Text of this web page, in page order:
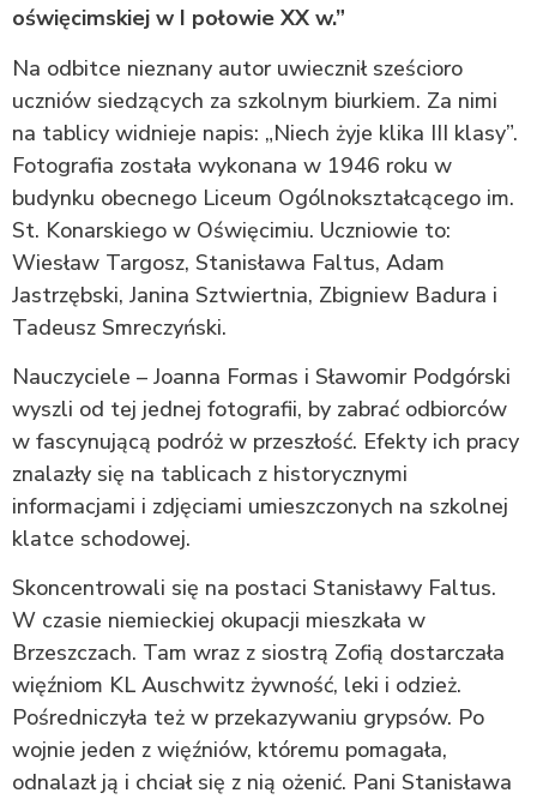
oświęcimskiej w I połowie XX w.”
Na odbitce nieznany autor uwiecznił sześcioro
uczniów siedzących za szkolnym biurkiem. Za nimi
na tablicy widnieje napis: „Niech żyje klika III klasy”.
Fotografia została wykonana w 1946 roku w
budynku obecnego Liceum Ogólnokształcącego im.
St. Konarskiego w Oświęcimiu. Uczniowie to:
Wiesław Targosz, Stanisława Faltus, Adam
Jastrzębski, Janina Sztwiertnia, Zbigniew Badura i
Tadeusz Smreczyński.
Nauczyciele – Joanna Formas i Sławomir Podgórski
wyszli od tej jednej fotografii, by zabrać odbiorców
w fascynującą podróż w przeszłość. Efekty ich pracy
znalazły się na tablicach z historycznymi
informacjami i zdjęciami umieszczonych na szkolnej
klatce schodowej.
Skoncentrowali się na postaci Stanisławy Faltus.
W czasie niemieckiej okupacji mieszkała w
Brzeszczach. Tam wraz z siostrą Zofią dostarczała
więźniom KL Auschwitz żywność, leki i odzież.
Pośredniczyła też w przekazywaniu grypsów. Po
wojnie jeden z więźniów, któremu pomagała,
odnalazł ją i chciał się z nią ożenić. Pani Stanisława